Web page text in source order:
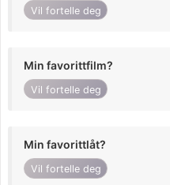
Vil fortelle deg
Min favorittfilm?
Vil fortelle deg
Min favorittlåt?
Vil fortelle deg